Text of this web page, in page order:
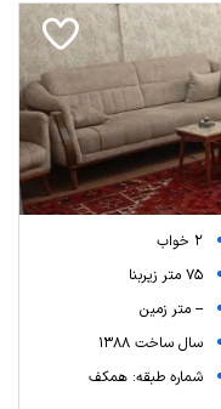
2 خواب
75 متر زیربنا
-- متر زمین
سال ساخت 1388
شماره طبقه: همکف